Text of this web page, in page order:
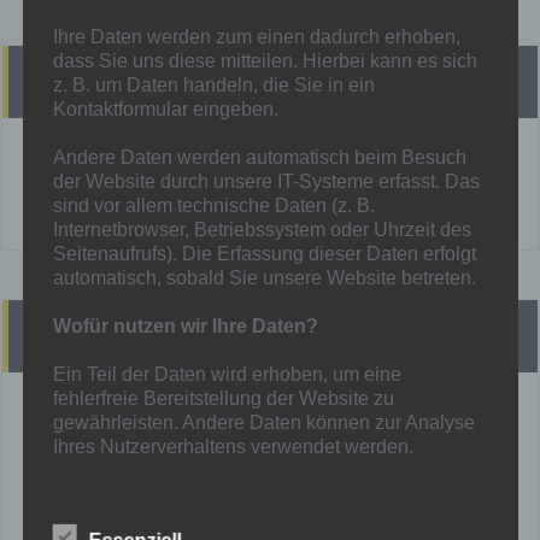
Heutige Spiele
!! Heute finden KEINE Spiele statt !!
Mehr unter: Spielplan
Presse
derWesten vom 01.03.2026
Hamborn 07 macht in Niederwenigern wieder einen Schritt
Effektiver als Rheinland: Hamborn 07 erreicht den
Ihre Daten werden zum einen dadurch erhoben,
dass Sie uns diese mitteilen. Hierbei kann es sich
z. B. um Daten handeln, die Sie in ein
Kontaktformular eingeben.
Andere Daten werden automatisch beim Besuch
der Website durch unsere IT-Systeme erfasst. Das
sind vor allem technische Daten (z. B.
Internetbrowser, Betriebssystem oder Uhrzeit des
Seitenaufrufs). Die Erfassung dieser Daten erfolgt
automatisch, sobald Sie unsere Website betreten.
Wofür nutzen wir Ihre Daten?
Ein Teil der Daten wird erhoben, um eine
fehlerfreie Bereitstellung der Website zu
gewährleisten. Andere Daten können zur Analyse
Ihres Nutzerverhaltens verwendet werden.